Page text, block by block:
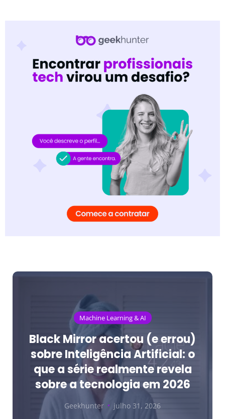
Machine Learning & AI
Black Mirror acertou (e errou)
sobre Inteligência Artificial: o
que a série realmente revela
sobre a tecnologia em 2026
Geekhunter julho 31, 2026